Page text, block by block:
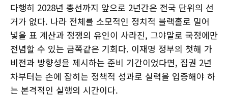
다행히 2028년 총선까지 앞으로 2년간은 전국 단위의 선
거가 없다. 나라 전체를 소모적인 정치적 블랙홀로 밀어
넣을 표 계산과 정쟁의 유인이 사라진, 그야말로 국정에만
전념할 수 있는 금쪽같은 기회다. 이재명 정부의 첫해 가
비전과 방향성을 제시하는 준비 기간이었다면, 집권 2년
차부터는 손에 잡히는 정책적 성과로 실력을 입증해야 하
는 본격적인 실행의 시간이다.